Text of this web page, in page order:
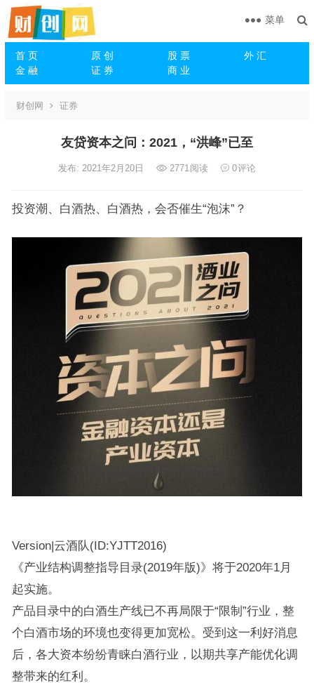
首 页 原 创 股 票
外 汇
金 融
证 券 商 业
菜单
财创网 证券
友贷资本之问：2021，“洪峰”已至
发布: 2021年2月20日 2771阅读 0评论
投资潮、白酒热、白酒热，会否催生“泡沫”？
Version|云酒队(ID:YJTT2016)
《产业结构调整指导目录(2019年版)》将于2020年1月
起实施。
产品目录中的白酒生产线已不再局限于“限制”行业，整
个白酒市场的环境也变得更加宽松。受到这一利好消息
后，各大资本纷纷青睐白酒行业，以期共享产能优化调
整带来的红利。